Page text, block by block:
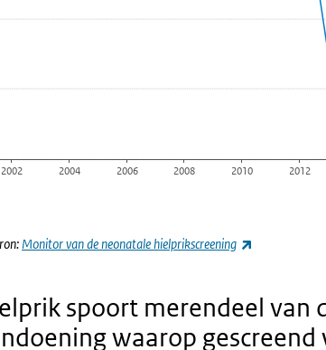
2002 2004 2006 2008 2010 2012
Monitor van de neonatale hielprikscreening
spoort merendeel van
waarop